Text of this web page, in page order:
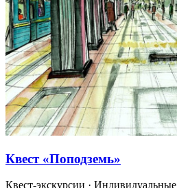
Квест «Поподземь»
Квест-экскурсии · Индивидуальные